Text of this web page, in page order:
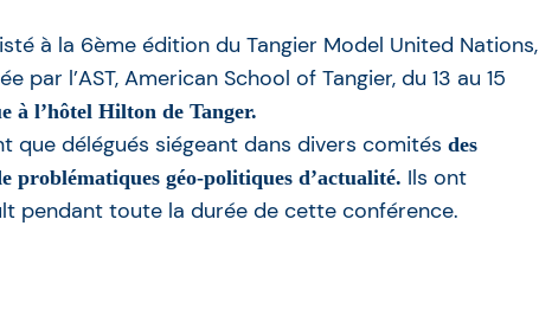
à la 6ème édition du Tangier Model United Nations,
par l’AST, American School of Tangier, du 13 au 15
à l’hôtel Hilton de Tanger.
que délégués siégeant dans divers comités des
problématiques géo-politiques d’actualité. Ils ont
pendant toute la durée de cette conférence.